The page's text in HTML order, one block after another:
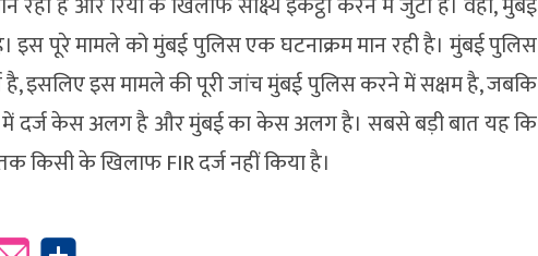
इस पूरे मामले को मुंबई पुलिस एक घटनाक्रम मान रही है। मुंबई पुलिस
इसलिए इस मामले की पूरी जांच मुंबई पुलिस करने में सक्षम है, जबकि
में दर्ज केस अलग है और मुंबई का केस अलग है। सबसे बड़ी बात यह कि
किसी के खिलाफ FIR दर्ज नहीं किया है।